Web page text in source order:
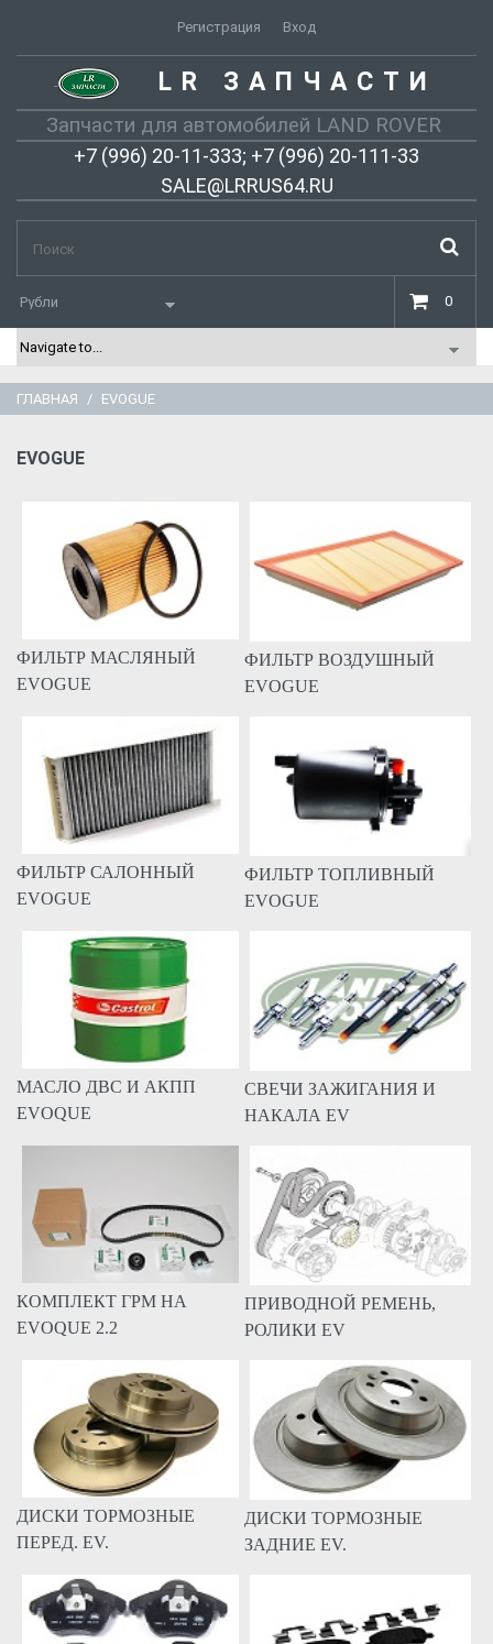
Регистрация Вход
- LR ЗАПЧАСТИ
Запчасти для автомобилей LAND ROVER
+7 (996) 20-11-333; +7 (996) 20-111-33
SALE@LRRUS64.RU
0
ГЛАВНАЯ EVOGUE
EVOGUE
ФИЛЬТР МАСЛЯНЫЙ
EVOGUE
ФИЛЬТР ВОЗДУШНЫЙ
EVOGUE
ФИЛЬТР САЛОННЫЙ
EVOGUE
ФИЛЬТР ТОПЛИВНЫЙ
EVOGUE
МАСЛО ДВС И АКПП
EVOQUE
СВЕЧИ ЗАЖИГАНИЯ И
НАКАЛА EV
КОМПЛЕКТ ГРМ НА
EVOQUE 2.2
ПРИВОДНОЙ РЕМЕНЬ,
РОЛИКИ EV
ДИСКИ ТОРМОЗНЫЕ
ПЕРЕД. EV.
ДИСКИ ТОРМОЗНЫЕ
ЗАДНИЕ EV.